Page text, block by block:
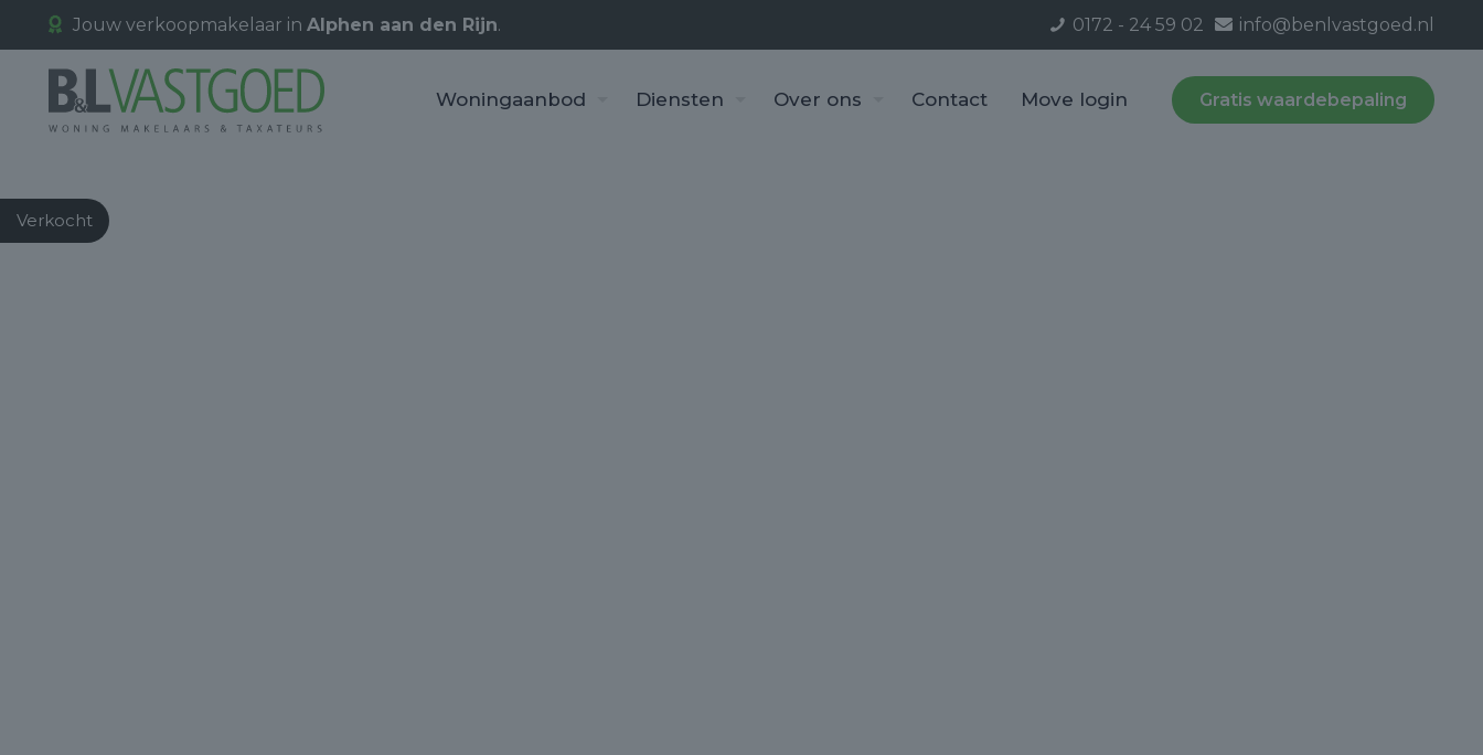
Jouw verkoopmakelaar in Alphen aan den Rijn. 0172 - 24 59 02 info@benlvastgoed.nl
Woningaanbod Diensten Over ons Contact Move login Gratis waardebepaling
Verkocht